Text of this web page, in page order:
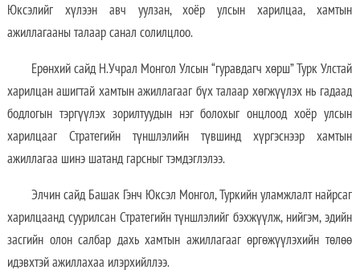
Юксэлийг хүлээн авч уулзан, хоёр улсын харилцаа, хамтын
ажиллагааны талаар санал солилцлоо.
Ерөнхий сайд Н.Учрал Монгол Улсын “гуравдагч хөрш” Турк Улстай
харилцан ашигтай хамтын ажиллагааг бүх талаар хөгжүүлэх нь гадаад
бодлогын тэргүүлэх зорилтуудын нэг болохыг онцлоод хоёр улсын
харилцааг Стратегийн түншлэлийн түвшинд хүргэснээр хамтын
ажиллагаа шинэ шатанд гарсныг тэмдэглэлээ.
Элчин сайд Башак Гэнч Юксэл Монгол, Туркийн уламжлалт найрсаг
харилцаанд суурилсан Стратегийн түншлэлийг бэхжүүлж, нийгэм, эдийн
засгийн олон салбар дахь хамтын ажиллагааг өргөжүүлэхийн төлөө
идэвхтэй ажиллахаа илэрхийллээ.